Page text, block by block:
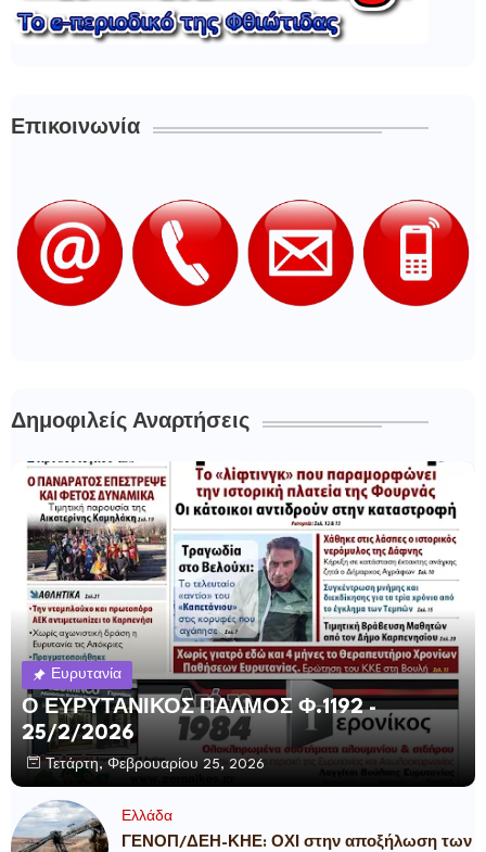
Επικοινωνία
Δημοφιλείς Αναρτήσεις
Ευρυτανία
Ο ΕΥΡΥΤΑΝΙΚΟΣ ΠΑΛΜΟΣ Φ.1192 -
25/2/2026
Τετάρτη, Φεβρουαρίου 25, 2026
Ελλάδα
ΓΕΝΟΠ/ΔΕΗ-ΚΗΕ: ΟΧΙ στην αποξήλωση των